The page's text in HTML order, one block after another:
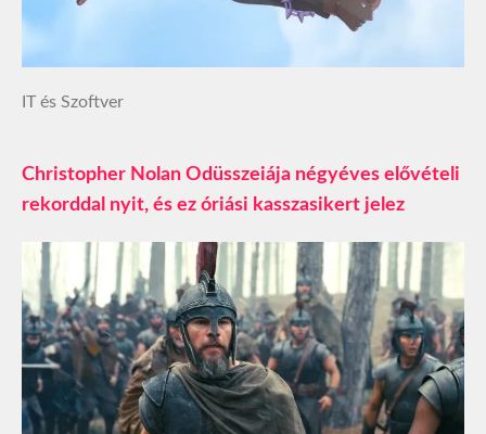
IT és Szoftver
Christopher Nolan Odüsszeiája négyéves elővételi
rekorddal nyit, és ez óriási kasszasikert jelez